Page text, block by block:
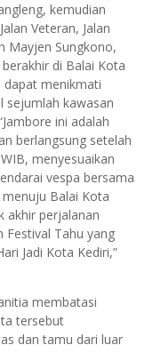
kemudian
Veteran, Jalan
Mayjen Sungkono,
di Balai Kota
dapat menikmati
sejumlah kawasan
ini adalah
berlangsung setelah
menyesuaikan
vespa bersama
Balai Kota
akhir perjalanan
Festival Tahu yang
Jadi Kota Kediri,”
membatasi
tersebut
dan tamu dari luar